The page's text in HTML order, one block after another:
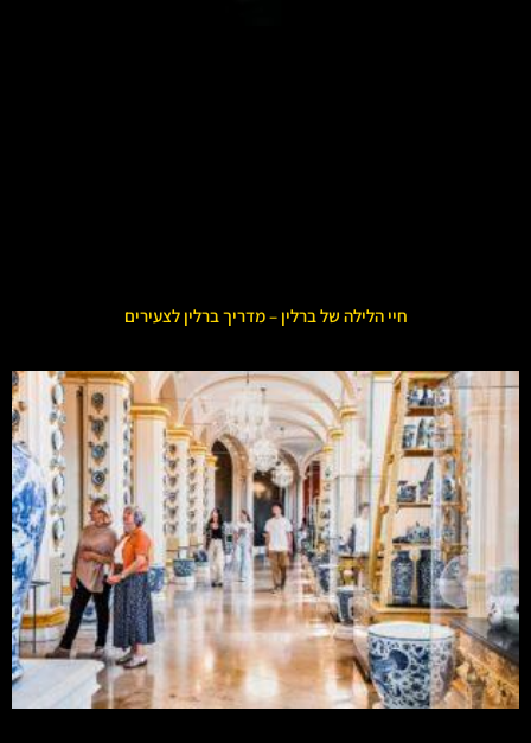
חיי הלילה של ברלין – מדריך ברלין לצעירים